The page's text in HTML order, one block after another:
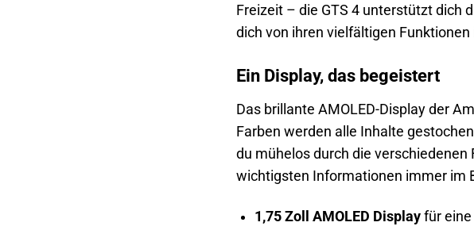
Freizeit – die GTS 4 unterstützt dich
dich von ihren vielfältigen
Ein Display, das begeistert
Das brillante AMOLED-Display der
Farben werden alle Inhalte
du mühelos durch die
wichtigsten Informationen immer im
1,75 Zoll AMOLED Displayfür eine